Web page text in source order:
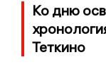
Ко дню
Теткино